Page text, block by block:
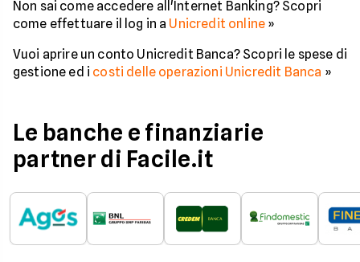
Non sai come accedere all'Internet Banking? Scopri
come effettuare il log in a Unicredit online »
Vuoi aprire un conto Unicredit Banca? Scopri le spese di
gestione ed i costi delle operazioni Unicredit Banca »
Le banche e finanziarie
partner di Facile.it